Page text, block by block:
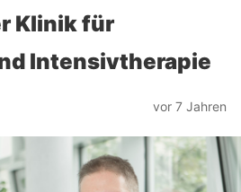
Klinik für
Intensivtherapie
vor 7 Jahren